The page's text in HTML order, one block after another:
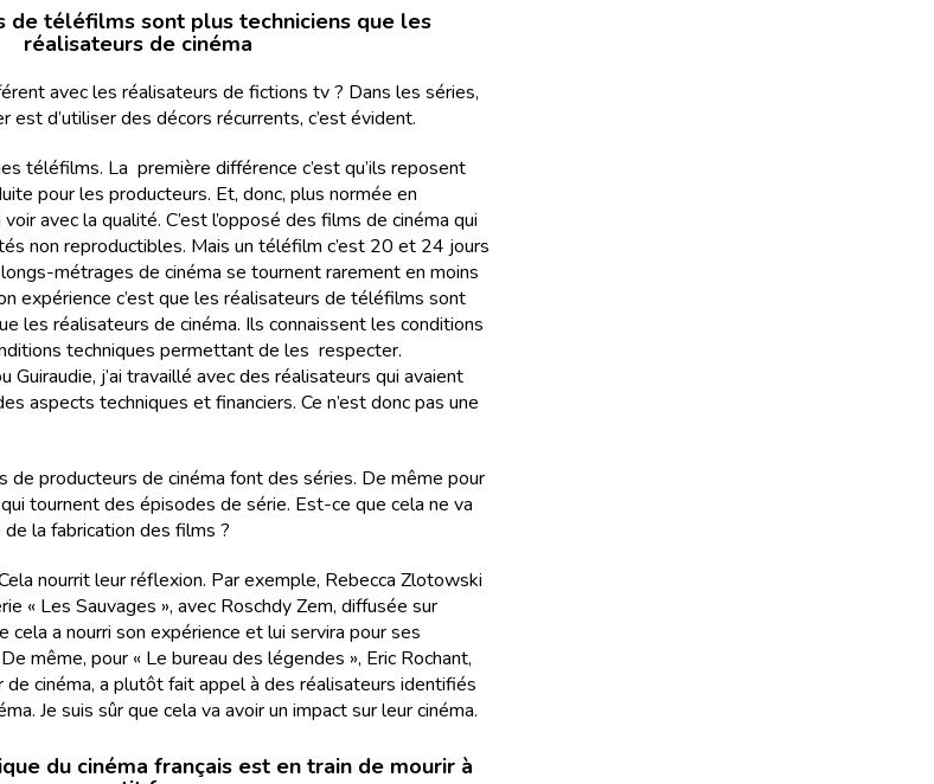
de téléfilms sont plus techniciens que les
réalisateurs de cinéma
avec les réalisateurs de fictions tv ? Dans les séries,
est d’utiliser des décors récurrents, c’est évident.
téléfilms. La première différence c’est qu’ils reposent
pour les producteurs. Et, donc, plus normée en
voir avec la qualité. C’est l’opposé des films de cinéma qui
non reproductibles. Mais un téléfilm c’est 20 et 24 jours
métrages de cinéma se tournent rarement en moins
expérience c’est que les réalisateurs de téléfilms sont
les réalisateurs de cinéma. Ils connaissent les conditions
techniques permettant de les respecter.
Guiraudie, j’ai travaillé avec des réalisateurs qui avaient
aspects techniques et financiers. Ce n’est donc pas une
de producteurs de cinéma font des séries. De même pour
tournent des épisodes de série. Est-ce que cela ne va
la fabrication des films ?
Cela nourrit leur réflexion. Par exemple, Rebecca Zlotowski
« Les Sauvages », avec Roschdy Zem, diffusée sur
cela a nourri son expérience et lui servira pour ses
même, pour « Le bureau des légendes », Eric Rochant,
cinéma, a plutôt fait appel à des réalisateurs identifiés
Je suis sûr que cela va avoir un impact sur leur cinéma.
du cinéma français est en train de mourir à